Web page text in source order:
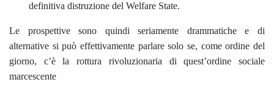
definitiva distruzione del Welfare State.
Le prospettive sono quindi seriamente drammatiche e di
alternative si può effettivamente parlare solo se, come ordine del
giorno, c’è la rottura rivoluzionaria di quest’ordine sociale
marcescente